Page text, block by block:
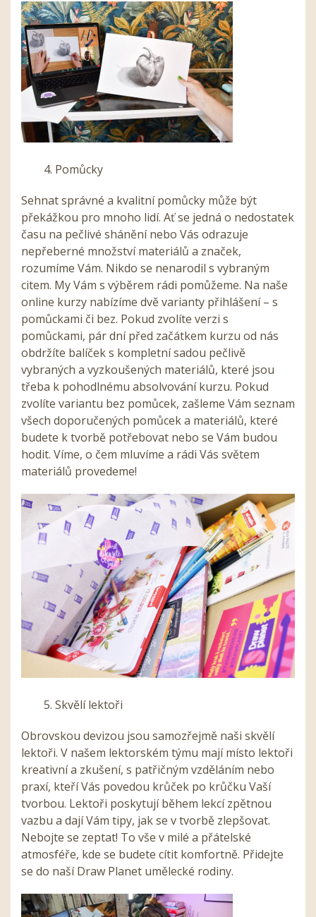
4. Pomůcky
Sehnat správné a kvalitní pomůcky může být
překážkou pro mnoho lidí. Ať se jedná o nedostatek
času na pečlivé shánění nebo Vás odrazuje
nepřeberné množství materiálů a značek,
rozumíme Vám. Nikdo se nenarodil s vybraným
citem. My Vám s výběrem rádi pomůžeme. Na naše
online kurzy nabízíme dvě varianty přihlášení – s
pomůckami či bez. Pokud zvolíte verzi s
pomůckami, pár dní před začátkem kurzu od nás
obdržíte balíček s kompletní sadou pečlivě
vybraných a vyzkoušených materiálů, které jsou
třeba k pohodlnému absolvování kurzu. Pokud
zvolíte variantu bez pomůcek, zašleme Vám seznam
všech doporučených pomůcek a materiálů, které
budete k tvorbě potřebovat nebo se Vám budou
hodit. Víme, o čem mluvíme a rádi Vás světem
materiálů provedeme!
5. Skvělí lektoři
Obrovskou devizou jsou samozřejmě naši skvělí
lektoři. V našem lektorském týmu mají místo lektoři
kreativní a zkušení, s patřičným vzděláním nebo
praxí, kteří Vás povedou krůček po krůčku Vaší
tvorbou. Lektoři poskytují během lekcí zpětnou
vazbu a dají Vám tipy, jak se v tvorbě zlepšovat.
Nebojte se zeptat! To vše v milé a přátelské
atmosféře, kde se budete cítit komfortně. Přidejte
se do naší Draw Planet umělecké rodiny.